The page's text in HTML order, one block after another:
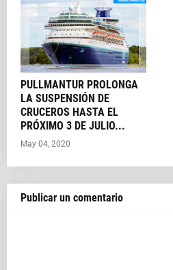
PULLMANTUR PROLONGA
LA SUSPENSIÓN DE
CRUCEROS HASTA EL
PRÓXIMO 3 DE JULIO...
May 04, 2020
Publicar un comentario